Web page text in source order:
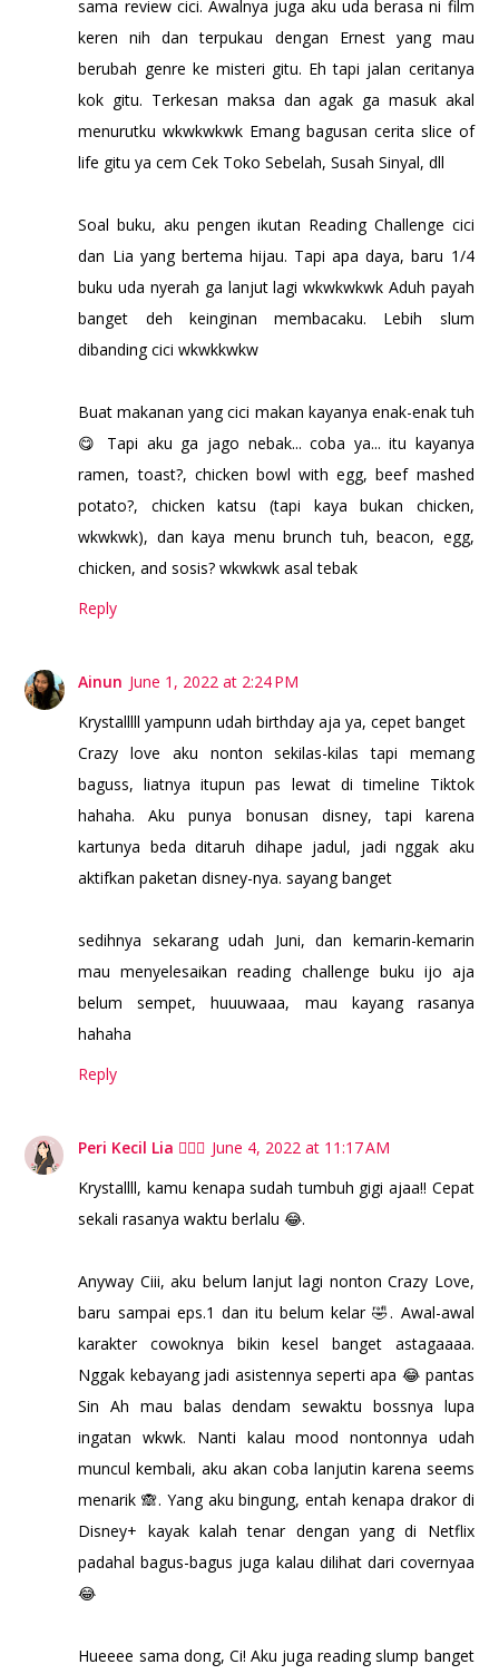
sama review cici. Awalnya juga aku uda berasa ni film
keren nih dan terpukau dengan Ernest yang mau
berubah genre ke misteri gitu. Eh tapi jalan ceritanya
kok gitu. Terkesan maksa dan agak ga masuk akal
menurutku wkwkwkwk Emang bagusan cerita slice of
life gitu ya cem Cek Toko Sebelah, Susah Sinyal, dll
Soal buku, aku pengen ikutan Reading Challenge cici
dan Lia yang bertema hijau. Tapi apa daya, baru 1/4
buku uda nyerah ga lanjut lagi wkwkwkwk Aduh payah
banget deh keinginan membacaku. Lebih slum
dibanding cici wkwkkwkw
Buat makanan yang cici makan kayanya enak-enak tuh
😋 Tapi aku ga jago nebak... coba ya... itu kayanya
ramen, toast?, chicken bowl with egg, beef mashed
potato?, chicken katsu (tapi kaya bukan chicken,
wkwkwk), dan kaya menu brunch tuh, beacon, egg,
chicken, and sosis? wkwkwk asal tebak
Reply
Ainun June 1, 2022 at 2:24 PM
Krystalllll yampunn udah birthday aja ya, cepet banget
Crazy love aku nonton sekilas-kilas tapi memang
baguss, liatnya itupun pas lewat di timeline Tiktok
hahaha. Aku punya bonusan disney, tapi karena
kartunya beda ditaruh dihape jadul, jadi nggak aku
aktifkan paketan disney-nya. sayang banget
sedihnya sekarang udah Juni, dan kemarin-kemarin
mau menyelesaikan reading challenge buku ijo aja
belum sempet, huuuwaaa, mau kayang rasanya
hahaha
Reply
Peri Kecil Lia 🧚🏻‍♀️ June 4, 2022 at 11:17 AM
Krystallll, kamu kenapa sudah tumbuh gigi ajaa!! Cepat
sekali rasanya waktu berlalu 😂.
Anyway Ciii, aku belum lanjut lagi nonton Crazy Love,
baru sampai eps.1 dan itu belum kelar 🤣. Awal-awal
karakter cowoknya bikin kesel banget astagaaaa.
Nggak kebayang jadi asistennya seperti apa 😂 pantas
Sin Ah mau balas dendam sewaktu bossnya lupa
ingatan wkwk. Nanti kalau mood nontonnya udah
muncul kembali, aku akan coba lanjutin karena seems
menarik 🙈. Yang aku bingung, entah kenapa drakor di
Disney+ kayak kalah tenar dengan yang di Netflix
padahal bagus-bagus juga kalau dilihat dari covernyaa
😂
Hueeee sama dong, Ci! Aku juga reading slump banget